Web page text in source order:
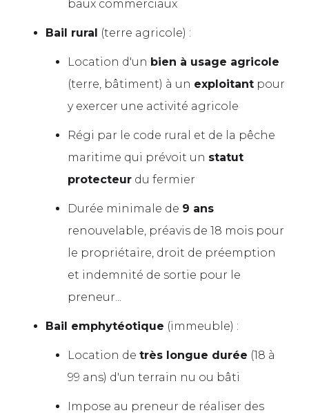
baux commerciaux
Bail rural (terre agricole) :
Location d'un bien à usage agricole
(terre, bâtiment) à un exploitant pour
y exercer une activité agricole
Régi par le code rural et de la pêche
maritime qui prévoit un statut
protecteur du fermier
Durée minimale de 9 ans
renouvelable, préavis de 18 mois pour
le propriétaire, droit de préemption
et indemnité de sortie pour le
preneur...
Bail emphytéotique (immeuble) :
Location de très longue durée (18 à
99 ans) d'un terrain nu ou bâti
Impose au preneur de réaliser des